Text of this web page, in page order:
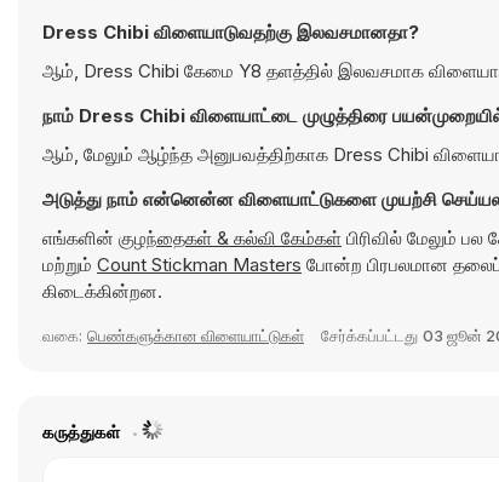
Dress Chibi விளையாடுவதற்கு இலவசமானதா?
ஆம், Dress Chibi கேமை Y8 தளத்தில் இலவசமாக
நாம் Dress Chibi விளையாட்டை முழுத்திரை பயன்முறையில்
ஆம், மேலும் ஆழ்ந்த அனுபவத்திற்காக Dress Chibi
அடுத்து நாம் என்னென்ன விளையாட்டுகளை முயற்சி
எங்களின் குழந்தைகள் & கல்வி கேம்கள் பிரிவில் மேலும்
மற்றும் Count Stickman Masters போன்ற பிரபலமான
கிடைக்கின்றன.
வகை: பெண்களுக்கான விளையாட்டுகள் சேர்க்கப்பட்டது 03 ஜூன்
கருத்துகள்